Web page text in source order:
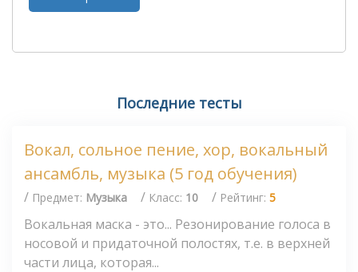
Последние тесты
Вокал, сольное пение, хор, вокальный
ансамбль, музыка (5 год обучения)
/ Предмет: Музыка / Класс: 10 / Рейтинг: 5
Вокальная маска - это... Резонирование голоса в
носовой и придаточной полостях, т.е. в верхней
части лица, которая...